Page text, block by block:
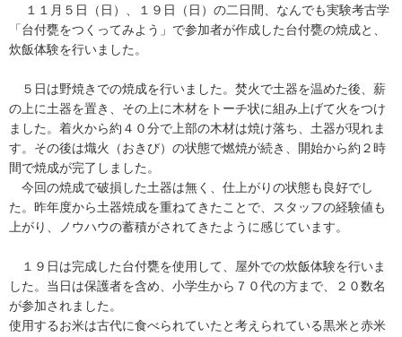
１１月５日（日）、１９日（日）の二日間、なんでも実験考古学
「台付甕をつくってみよう」で参加者が作成した台付甕の焼成と、
炊飯体験を行いました。
５日は野焼きでの焼成を行いました。焚火で土器を温めた後、薪
の上に土器を置き、その上に木材をトーチ状に組み上げて火をつけ
ました。着火から約４０分で上部の木材は焼け落ち、土器が現れま
す。その後は熾火（おきび）の状態で燃焼が続き、開始から約２時
間で焼成が完了しました。
今回の焼成で破損した土器は無く、仕上がりの状態も良好でし
た。昨年度から土器焼成を重ねてきたことで、スタッフの経験値も
上がり、ノウハウの蓄積がされてきたように感じています。
１９日は完成した台付甕を使用して、屋外での炊飯体験を行いま
した。当日は保護者を含め、小学生から７０代の方まで、２０数名
が参加されました。
使用するお米は古代に食べられていたと考えられている黒米と赤米